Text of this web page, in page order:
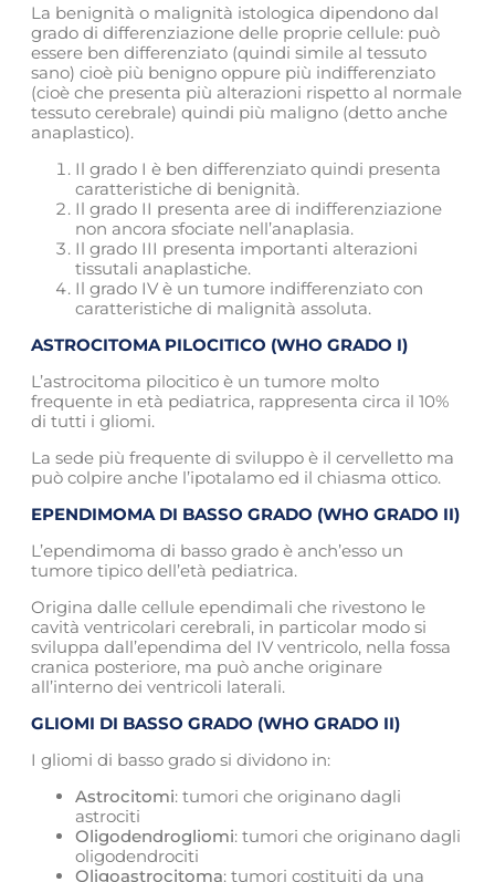
La benignità o malignità istologica dipendono dal
grado di differenziazione delle proprie cellule: può
essere ben differenziato (quindi simile al tessuto
sano) cioè più benigno oppure più indifferenziato
(cioè che presenta più alterazioni rispetto al normale
tessuto cerebrale) quindi più maligno (detto anche
anaplastico).
Il grado I è ben differenziato quindi presenta
caratteristiche di benignità.
Il grado II presenta aree di indifferenziazione
non ancora sfociate nell’anaplasia.
Il grado III presenta importanti alterazioni
tissutali anaplastiche.
Il grado IV è un tumore indifferenziato con
caratteristiche di malignità assoluta.
ASTROCITOMA PILOCITICO (WHO GRADO I)
L’astrocitoma pilocitico è un tumore molto
frequente in età pediatrica, rappresenta circa il 10%
di tutti i gliomi.
La sede più frequente di sviluppo è il cervelletto ma
può colpire anche l’ipotalamo ed il chiasma ottico.
EPENDIMOMA DI BASSO GRADO (WHO GRADO II)
L’ependimoma di basso grado è anch’esso un
tumore tipico dell’età pediatrica.
Origina dalle cellule ependimali che rivestono le
cavità ventricolari cerebrali, in particolar modo si
sviluppa dall’ependima del IV ventricolo, nella fossa
cranica posteriore, ma può anche originare
all’interno dei ventricoli laterali.
GLIOMI DI BASSO GRADO (WHO GRADO II)
I gliomi di basso grado si dividono in:
Astrocitomi: tumori che originano dagli
astrociti
Oligodendrogliomi: tumori che originano dagli
oligodendrociti
Oligoastrocitoma: tumori costituiti da una